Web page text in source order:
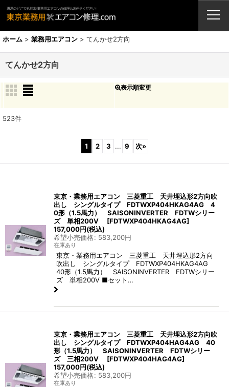
城）
ホーム > 業務用エアコン > てんかせ2方向
てんかせ2方向
表示順変更
表示数:
523件
1 2 3 ... 9 次»
東京・業務用エアコン 三菱重工 天井埋込形2方向吹
出し シングルタイプ FDTWXP404HKAG4AG 4
0形（1.5馬力） SAISONINVERTER FDTWシリー
ズ 単相200V
[FDTWXP404HKAG4AG]
157,000円(税込)
希望小売価格: 583,200円
在庫あり
東京・業務用エアコン 三菱重工 天井埋込形2方向
吹出し シングルタイプ FDTWXP404HKAG4AG
40形（1.5馬力） SAISONINVERTER FDTWシリー
ズ 単相200V ■セット…
東京・業務用エアコン 三菱重工 天井埋込形2方向吹
出し シングルタイプ FDTWXP404HAG4AG 40
形（1.5馬力） SAISONINVERTER FDTWシリー
ズ 三相200V
[FDTWXP404HAG4AG]
157,000円(税込)
希望小売価格: 583,200円
在庫あり